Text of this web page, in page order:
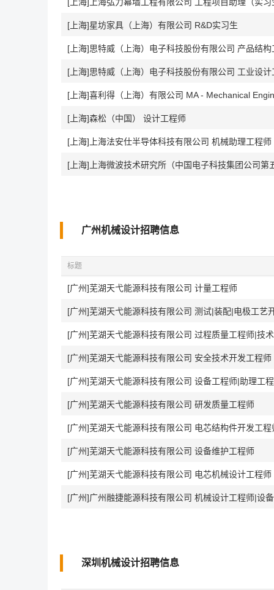
[上海]星坊家具（上海）有限公司 R&D实习生
[上海]思特威（上海）电子科技股份有限公司 产品结
[上海]思特威（上海）电子科技股份有限公司 工业设
[上海]喜利得（上海）有限公司 MA - Mechanical
[上海]森松（中国） 设计工程师
[上海]上海法安仕半导体科技有限公司 机械助理工程师
[上海]上海微波技术研究所（中国电子科技集团公司第
广州机械设计招聘信息
标题
[广州]芜湖天弋能源科技有限公司 计量工程师
[广州]芜湖天弋能源科技有限公司 测试|装配|电极工艺
[广州]芜湖天弋能源科技有限公司 过程质量工程师|技
[广州]芜湖天弋能源科技有限公司 安全技术开发工程师
[广州]芜湖天弋能源科技有限公司 设备工程师|助理工
[广州]芜湖天弋能源科技有限公司 研发质量工程师
[广州]芜湖天弋能源科技有限公司 电芯结构件开发工程
[广州]芜湖天弋能源科技有限公司 设备维护工程师
[广州]芜湖天弋能源科技有限公司 电芯机械设计工程师
[广州]广州融捷能源科技有限公司 机械设计工程师|设
深圳机械设计招聘信息